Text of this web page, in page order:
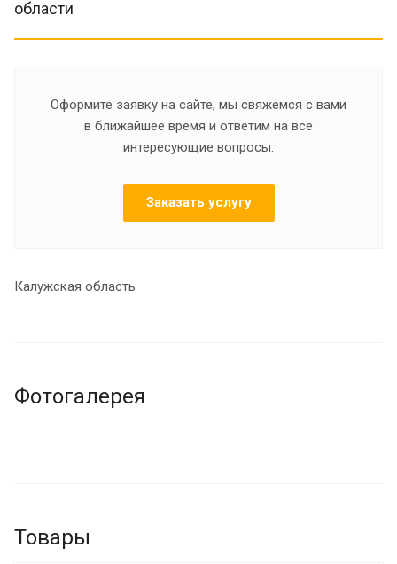
области
Оформите заявку на сайте, мы свяжемся с вами
в ближайшее время и ответим на все
интересующие вопросы.
Заказать услугу
Калужская область
Фотогалерея
Товары